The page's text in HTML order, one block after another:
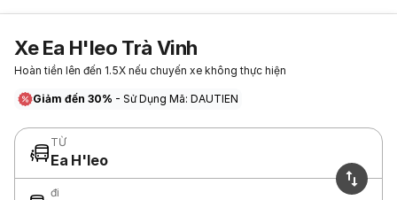
Xe Ea H'leo Trà Vinh
Hoàn tiền lên đến 1.5X nếu chuyến xe không thực hiện
Giảm đến 30% - Sử Dụng Mã: DAUTIEN
TỪ
Ea H'leo
đi